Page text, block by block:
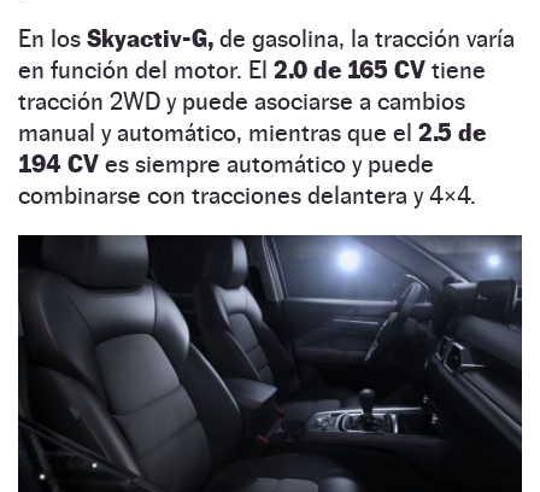
En los Skyactiv-G, de gasolina, la tracción varía
en función del motor. El 2.0 de 165 CV tiene
tracción 2WD y puede asociarse a cambios
manual y automático, mientras que el 2.5 de
194 CV es siempre automático y puede
combinarse con tracciones delantera y 4×4.